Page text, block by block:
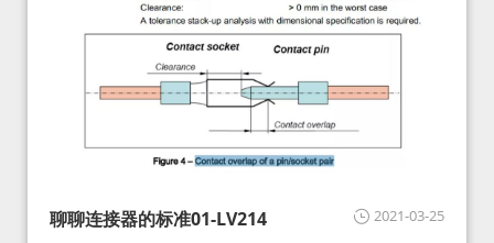
2021-03-25
聊聊连接器的标准01-LV214